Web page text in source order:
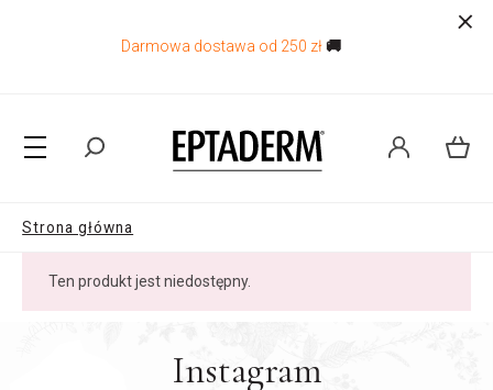
Darmowa dostawa od 250 zł 🚚
Strona główna
Ten produkt jest niedostępny.
Instagram